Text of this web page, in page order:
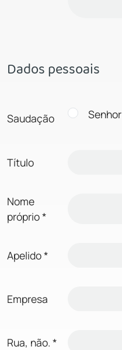
Dados pessoais
Saudação Senhor
Título
Nome
próprio*
Apelido*
Empresa
Rua, não. *